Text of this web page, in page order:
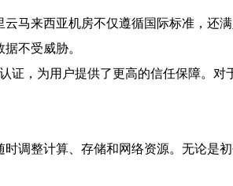
马来西亚机房不仅遵循国际标准，还
不受威胁。
证，为用户提供了更高的信任保障。
调整计算、存储和网络资源。无论是